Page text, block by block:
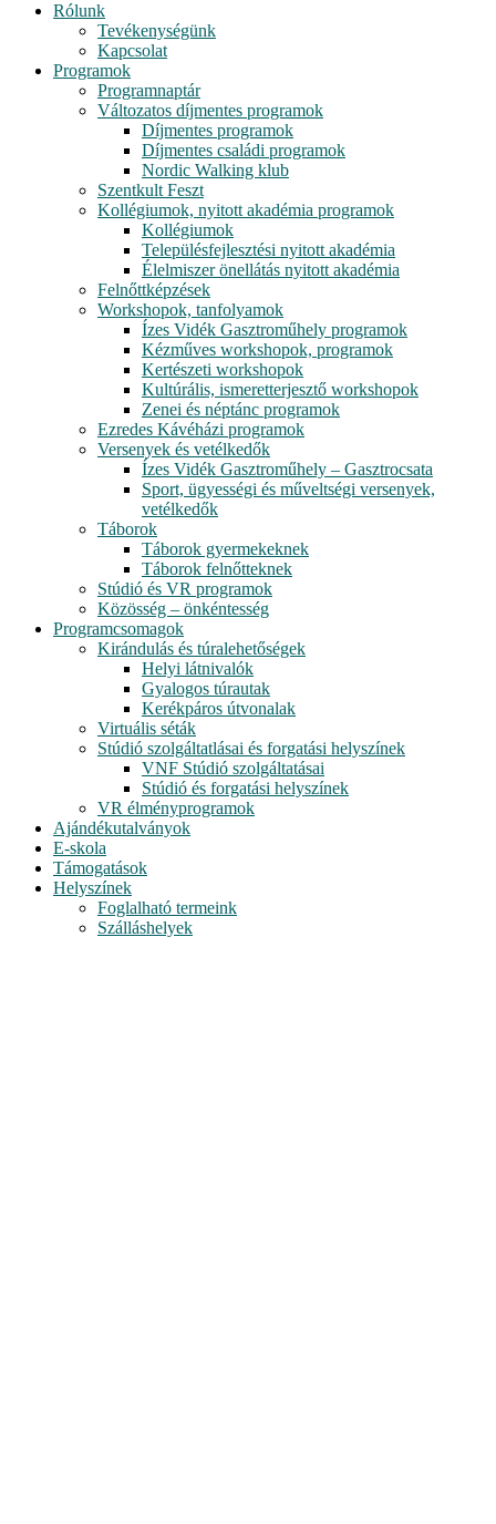
Rólunk
Tevékenységünk
Kapcsolat
Programok
Programnaptár
Változatos díjmentes programok
Díjmentes programok
Díjmentes családi programok
Nordic Walking klub
Szentkult Feszt
Kollégiumok, nyitott akadémia programok
Kollégiumok
Településfejlesztési nyitott akadémia
Élelmiszer önellátás nyitott akadémia
Felnőttképzések
Workshopok, tanfolyamok
Ízes Vidék Gasztroműhely programok
Kézműves workshopok, programok
Kertészeti workshopok
Kultúrális, ismeretterjesztő workshopok
Zenei és néptánc programok
Ezredes Kávéházi programok
Versenyek és vetélkedők
Ízes Vidék Gasztroműhely – Gasztrocsata
Sport, ügyességi és műveltségi versenyek,
vetélkedők
Táborok
Táborok gyermekeknek
Táborok felnőtteknek
Stúdió és VR programok
Közösség – önkéntesség
Programcsomagok
Kirándulás és túralehetőségek
Helyi látnivalók
Gyalogos túrautak
Kerékpáros útvonalak
Virtuális séták
Stúdió szolgáltatlásai és forgatási helyszínek
VNF Stúdió szolgáltatásai
Stúdió és forgatási helyszínek
VR élményprogramok
Ajándékutalványok
E-skola
Támogatások
Helyszínek
Foglalható termeink
Szálláshelyek